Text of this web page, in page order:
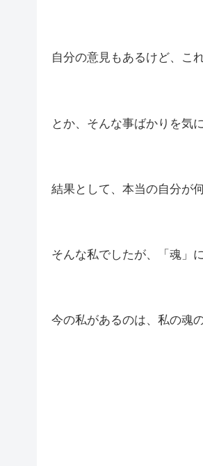
自分の意見もあるけど、こ
とか、そんな事ばかりを気
結果として、本当の自分が
そんな私でしたが、「魂」
今の私があるのは、私の魂